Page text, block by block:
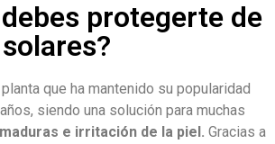
protegerte de
que ha mantenido su popularidad
siendo una solución para muchas
e irritación de la piel. Gracias a